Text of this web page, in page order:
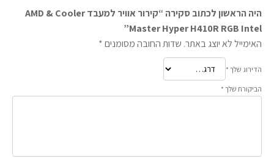
היה הראשון לכתוב סקירה “קירור אוויר למעבד AMD & Cooler
Master Hyper H410R RGB Intel”
האימייל לא יוצג באתר. שדות החובה מסומנים*
הדירוג שלך *
הביקורת שלך *